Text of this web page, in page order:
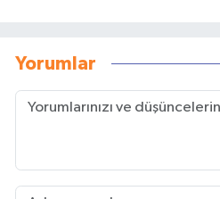
Yorumlar